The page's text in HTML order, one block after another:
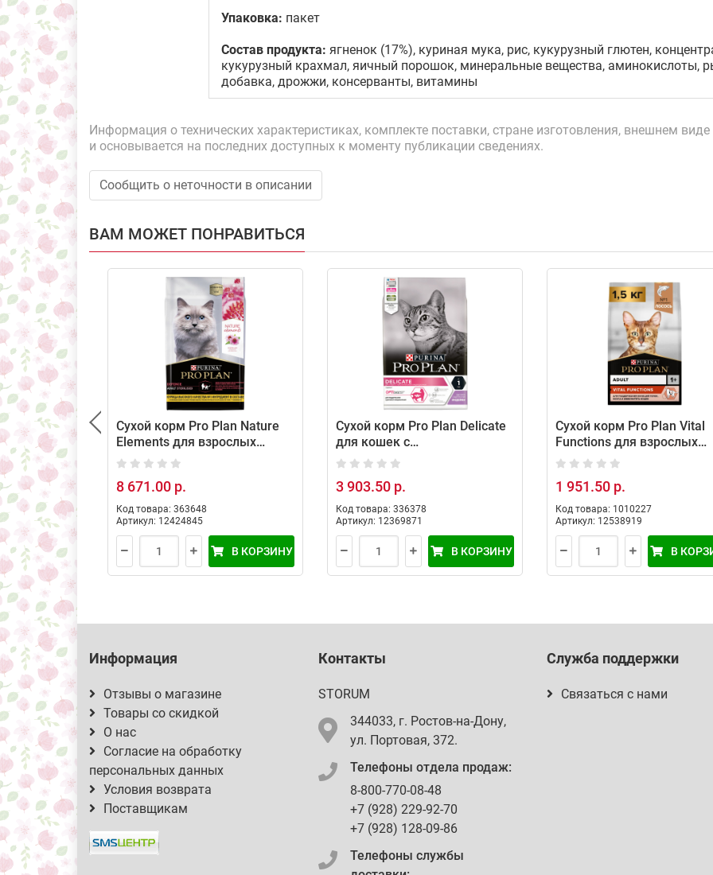
Упаковка: пакет
Состав продукта: ягненок (17%), куриная мука, рис, кукурузный глютен,
кукурузный крахмал, яичный порошок, минеральные вещества, аминокислоты,
добавка, дрожжи, консерванты, витамины
Информация о технических характеристиках, комплекте поставки, стране изготовления, внешнем
и основывается на последних доступных к моменту публикации сведениях.
Сообщить о неточности в описании
ВАМ МОЖЕТ ПОНРАВИТЬСЯ
Сухой корм Pro Plan Nature
Elements для взрослых
стерилизованных кошек и
высоким содержанием
курицы, 7 кг
8 671.00 р.
Код товара: 363648
Артикул: 12424845
В КОРЗИНУ
Сухой корм Pro Plan Delicate
для кошек с
чувствительным
индейки, 3 кг
3 903.50 р.
Код товара: 336378
Артикул: 12369871
В КОРЗИНУ
Сухой корм Pro Plan Vital
Functions для взрослых
кошек для поддержания
1,5 кг
1 951.50 р.
Код товара: 1010227
Артикул: 12538919
В
Информация
Отзывы о магазине
Товары со скидкой
О нас
Согласие на обработку
персональных данных
Условия возврата
Поставщикам
Контакты
STORUM
344033, г. Ростов-на-Дону,
ул. Портовая, 372.
Телефоны отдела продаж:
8-800-770-08-48
+7 (928) 229-92-70
+7 (928) 128-09-86
Телефоны службы
Служба поддержки
Связаться с нами